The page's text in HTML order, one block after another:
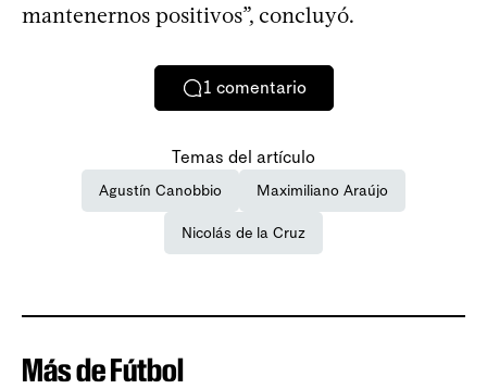
mantenernos positivos”, concluyó.
1 comentario
Temas del artículo
Agustín Canobbio Maximiliano Araújo
Nicolás de la Cruz
Más de Fútbol